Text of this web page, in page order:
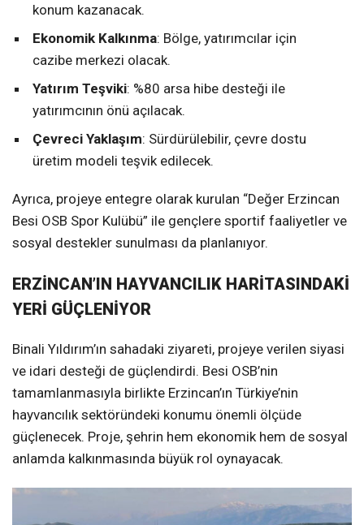
konum kazanacak.
Ekonomik Kalkınma: Bölge, yatırımcılar için
cazibe merkezi olacak.
Yatırım Teşviki: %80 arsa hibe desteği ile
yatırımcının önü açılacak.
Çevreci Yaklaşım: Sürdürülebilir, çevre dostu
üretim modeli teşvik edilecek.
Ayrıca, projeye entegre olarak kurulan “Değer Erzincan
Besi OSB Spor Kulübü” ile gençlere sportif faaliyetler ve
sosyal destekler sunulması da planlanıyor.
ERZİNCAN’IN HAYVANCILIK HARİTASINDAKİ
YERİ GÜÇLENİYOR
Binali Yıldırım’ın sahadaki ziyareti, projeye verilen siyasi
ve idari desteği de güçlendirdi. Besi OSB’nin
tamamlanmasıyla birlikte Erzincan’ın Türkiye’nin
hayvancılık sektöründeki konumu önemli ölçüde
güçlenecek. Proje, şehrin hem ekonomik hem de sosyal
anlamda kalkınmasında büyük rol oynayacak.